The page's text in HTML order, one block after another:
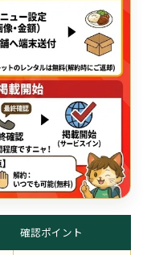
確認ポイント